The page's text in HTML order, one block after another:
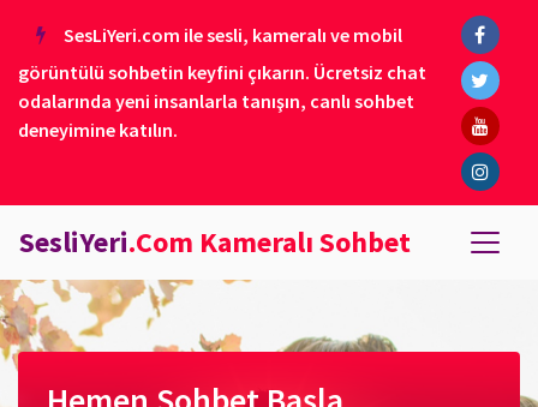
SesLiYeri.com ile sesli, kameralı ve mobil
görüntülü sohbetin keyfini çıkarın. Ücretsiz chat
odalarında yeni insanlarla tanışın, canlı sohbet
deneyimine katılın.
SesliYeri.Com Kameralı Sohbet